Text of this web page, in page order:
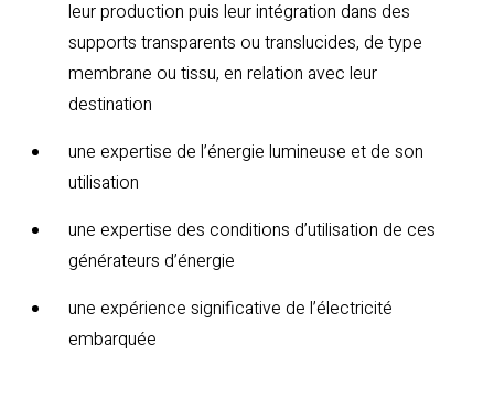
leur production puis leur intégration dans des
supports transparents ou translucides, de type
membrane ou tissu, en relation avec leur
destination
une expertise de l’énergie lumineuse et de son
utilisation
une expertise des conditions d’utilisation de ces
générateurs d’énergie
une expérience significative de l’électricité
embarquée